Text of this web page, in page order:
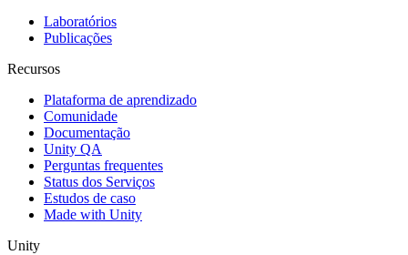
Laboratórios
Publicações
Recursos
Plataforma de aprendizado
Comunidade
Documentação
Unity QA
Perguntas frequentes
Status dos Serviços
Estudos de caso
Made with Unity
Unity